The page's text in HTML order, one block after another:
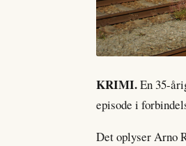
KRIMI.En 35-
episode i
Det oplyser Arno